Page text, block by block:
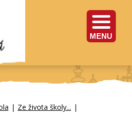
MENU
| Ze života školy... |